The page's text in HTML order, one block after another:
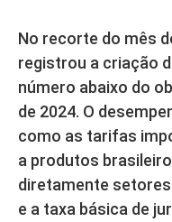
No recorte do mês
registrou a criação
número abaixo do
de 2024. O
como as tarifas
a produtos
diretamente
e a taxa básica de